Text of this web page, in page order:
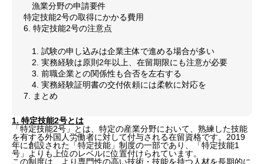
漁業分野の申請要件
特定技能2号の取得にかかる費用
6. 特定技能2号の注意点
1. 試験の申し込みは企業主体で進める場合が多い
2. 実務経験は原則2年以上、在留期限にも注意が必要
3. 前職企業との関係性も合否を左右する
4. 実務経験証明書の交付依頼には柔軟に対応を
7. まとめ
1. 特定技能2号とは
「特定技能2号」とは、特定の産業分野において、熟練した技能
を有する外国人労働者に対して付与される在留資格です。2019
年に創設された「特定技能」制度の一部であり、「特定技能1
号」よりも上位のレベルに位置付けられています。
この制度は、より専門性の高い技術・技能を持つ人材を長期的に